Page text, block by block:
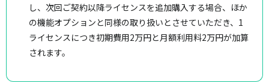
し、次回ご契約以降ライセンスを追加購入する場合、ほか
の機能オプションと同様の取り扱いとさせていただき、1
ライセンスにつき初期費用2万円と月額利用料2万円が加算
されます。